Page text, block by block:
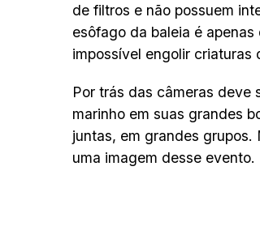
de filtros e não possuem
esôfago da baleia é
impossível engolir criaturas
Por trás das câmeras deve
marinho em suas grandes
juntas, em grandes
uma imagem desse evento.